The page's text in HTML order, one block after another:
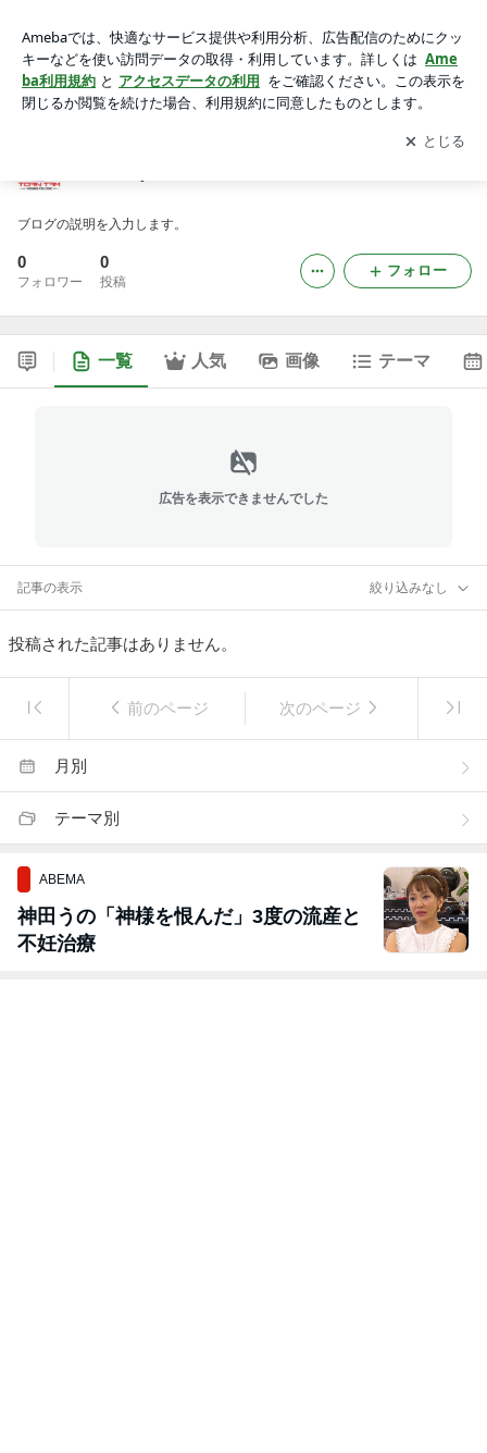
アプリをダウンロードして ブログの更新通知
を受け取りまし
ょう。
開く
ブログの説明を入力します。
0
フォロワー
0
投稿
フォロー
一覧 人気 画像 テーマ
広告を表示できませんでした
記事の表示 絞り込みなし
投稿された記事はありません。
前のページ 次のページ
月別
テーマ別
ABEMA
神田うの「神様を恨んだ」3度の流産と
不妊治療